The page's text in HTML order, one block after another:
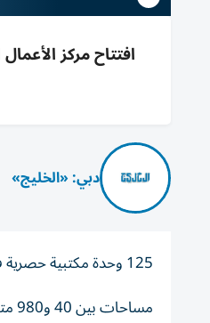
دبي: «الخليج»
125 وحدة مكتبية حصرية فاخرة
مساحات بين 40 و980 متراً مربعاً